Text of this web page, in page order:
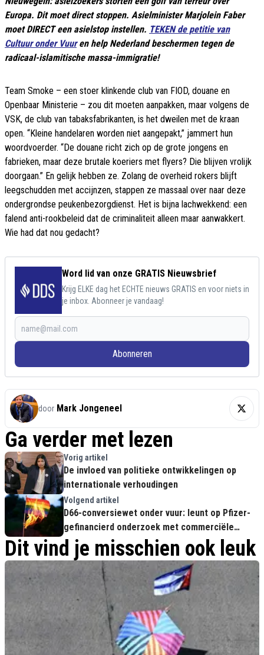
Europa. Dit moet direct stoppen. Asielminister Marjolein Faber
moet DIRECT een asielstop instellen. TEKEN de petitie van
Cultuur onder Vuuren help Nederland beschermen tegen de
radicaal-islamitische massa-immigratie!
Team Smoke – een stoer klinkende club van FIOD, douane en
Openbaar Ministerie – zou dit moeten aanpakken, maar volgens de
VSK, de club van tabaksfabrikanten, is het dweilen met de kraan
open. “Kleine handelaren worden niet aangepakt,” jammert hun
woordvoerder. “De douane richt zich op de grote jongens en
fabrieken, maar deze brutale koeriers met flyers? Die blijven vrolijk
doorgaan.” En gelijk hebben ze. Zolang de overheid rokers blijft
leegschudden met accijnzen, stappen ze massaal over naar deze
ondergrondse peukenbezorgdienst. Het is bijna lachwekkend: een
falend anti-rookbeleid dat de criminaliteit alleen maar aanwakkert.
Wie had dat nou gedacht?
Word lid van onze GRATIS Nieuwsbrief
Krijg ELKE dag het ECHTE nieuws GRATIS en voor niets in
je inbox. Abonneer je vandaag!
Abonneren
door Mark Jongeneel
Ga verder met lezen
Vorig artikel
De invloed van politieke ontwikkelingen op
internationale verhoudingen
Volgend artikel
D66-conversiewet onder vuur: leunt op Pfizer-
gefinancierd onderzoek met commerciële
belangen
Dit vind je misschien ook leuk